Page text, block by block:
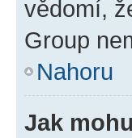
vědomí,
Group
Nahoru
Jak